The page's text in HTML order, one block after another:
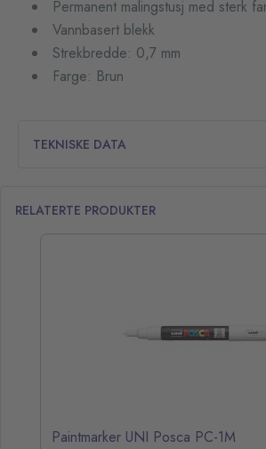
Permanent malingstusj med sterk
Vannbasert blekk
Strekbredde: 0,7 mm
Farge: Brun
TEKNISKE DATA
RELATERTE PRODUKTER
Paintmarker UNI Posca PC-1M